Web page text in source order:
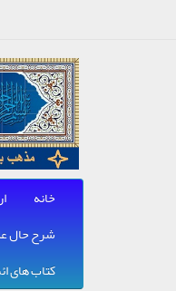
خانه
شرح حال
کتاب های